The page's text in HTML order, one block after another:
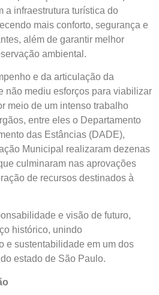
a infraestrutura turística do
mais conforto, segurança e
além de garantir melhor
ambiental.
e da articulação da
não mediu esforços para viabilizar
meio de um intenso trabalho
entre eles o Departamento
das Estâncias (DADE),
Municipal realizaram dezenas
culminaram nas aprovações
de recursos destinados à
e visão de futuro,
histórico, unindo
e sustentabilidade em um dos
estado de São Paulo.